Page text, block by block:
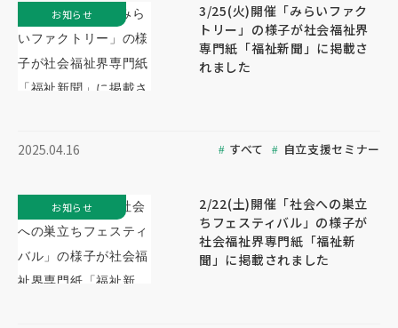
3/25(火)開催「みらいファク
トリー」の様子が社会福祉界
専門紙「福祉新聞」に掲載さ
れました
2025.04.16 すべて 自立支援セミナー
お知らせ
2/22(土)開催「社会への巣立
ちフェスティバル」の様子が
社会福祉界専門紙「福祉新
聞」に掲載されました
お知らせ